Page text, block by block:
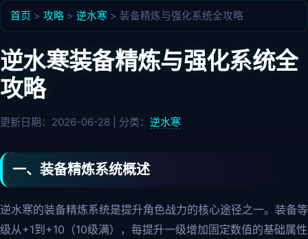
首页 > 攻略 > 逆水寒 > 装备精炼与强化系统全攻略
逆水寒装备精炼与强化系统全
攻略
更新日期：2026-06-28 | 分类： 逆水寒
一、装备精炼系统概述
逆水寒的装备精炼系统是提升角色战力的核心途径之一。装备等
级从+1到+10（10级满），每提升一级增加固定数值的基础属性